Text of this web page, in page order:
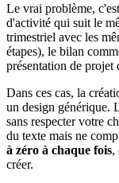
Le vrai problème, c'est
d'activité qui suit le
trimestriel avec les
étapes), le bilan
présentation de
Dans ces cas, la
un design générique.
sans respecter votre
du texte mais ne
à zéro à chaque fois,
créer.